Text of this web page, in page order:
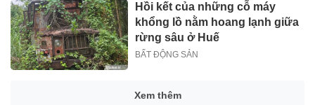
Hồi kết của những cỗ máy
khổng lồ nằm hoang lạnh giữa
rừng sâu ở Huế
BẤT ĐỘNG SẢN
Xem thêm